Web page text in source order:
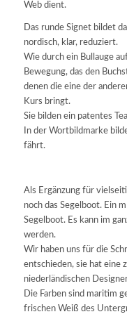
Web dient.
Das runde Signet bildet
nordisch, klar, reduziert.
Wie durch ein Bullauge
Bewegung, das den
denen die eine der
Kurs bringt.
Sie bilden ein patentes
In der Wortbildmarke
fährt.
Als Ergänzung für
noch das Segelboot. Ein
Segelboot. Es kann im
werden.
Wir haben uns für die
entschieden, sie hat eine
niederländischen
Die Farben sind maritim
frischen Weiß des